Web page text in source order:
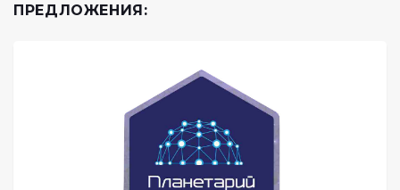
ПРЕДЛОЖЕНИЯ: